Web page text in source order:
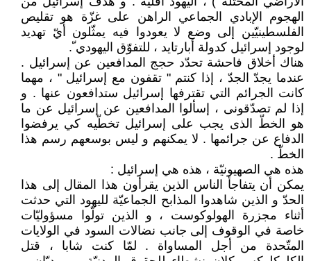
الهجوم الإبادي الجماعي الراهن على غزّة هو تقليص
الفلسطينيّين إلى وضع لا يعودوا فيه يمثّلون أيّ تهديد
لوجود إسرائيل كدولة أبارتايد ، للتفوّق اليهودي ّ.
هناك أخلاق فاحشة تحدّد حجج المدافعين عن إسرائيل .
عندما يجدّ الجدّ ، إذا كنتم " تقفون مع إسرائيل " ، مهما
كانت الجرائم التي تقترفها إسرائيل ستدافعون عنها . و
إذا لم تصدّقونى ، إسألوا المدافعين عن إسرائيل عن ما
هو الخطّ الذى يجب على إسرائيل تخطّيه كي يرفضوا
الدفاع عن جرائمها . لا يمكنهم و ليس بوسعهم رسم هذا
الخطّ .
هذه هي الصهيونيّة ، هذه هي إسرائيل :
يمكن أن يتفاجأ الناس الذين يقرأون هذا المقال إلى هذا
الحدّ و الذين شاهدوا المذابح الجماعيّة لليهود التي حدثت
أثناء مجزرة الهولوكوست ، و الذين تولّوا مسؤوليّات
خاصة في الوقوف إلى جانب نضالات السود في الولايات
المتّحدة من أجل المساواة . لمّا كنت شابا ، قتل